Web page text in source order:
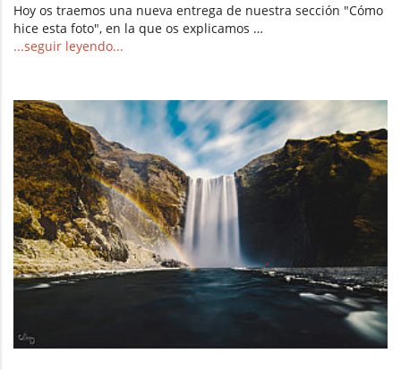
Hoy os traemos una nueva entrega de nuestra sección "Cómo
hice esta foto", en la que os explicamos …
...seguir leyendo...